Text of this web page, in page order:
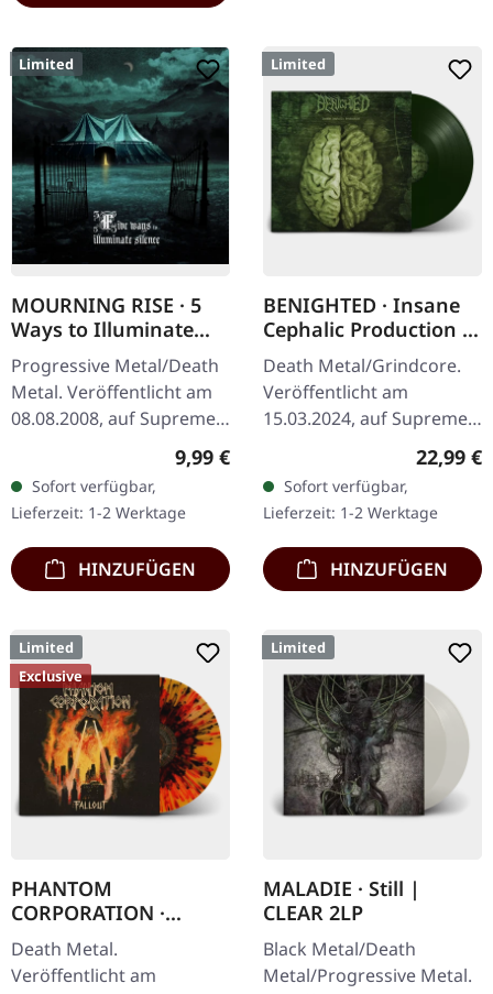
Limited
MOURNING RISE · 5
Ways to Illuminate
Silence | DIGIPAK CD
Progressive Metal/Death
Metal. Veröffentlicht am
08.08.2008, auf Supreme
Chaos Records. Limitierte
CD-Version im DigiPak mit
12-seitgem Booklet.…
Regulärer Preis:
9,99 €
Sofort verfügbar,
Lieferzeit: 1-2 Werktage
HINZUFÜGEN
Limited
BENIGHTED · Insane
Cephalic Production |
DARK GREEN LP
Death Metal/Grindcore.
Veröffentlicht am
15.03.2024, auf Supreme
Dunkelgrünes Vinyl mit
schwerem Cover und
Insert. Limitiert auf 100…
22,99 €
Sofort verfügbar,
Lieferzeit: 1-2 Werktage
HINZUFÜGEN
Limited
Exclusive
PHANTOM
CORPORATION ·
Fallout | FIRE
SPLATTER LP
Death Metal.
Veröffentlicht am
Limited
MALADIE · Still |
CLEAR 2LP
Black Metal/Death
Metal/Progressive Metal.